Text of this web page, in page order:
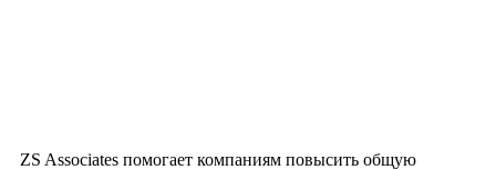
ZS Associates помогает компаниям повысить общую